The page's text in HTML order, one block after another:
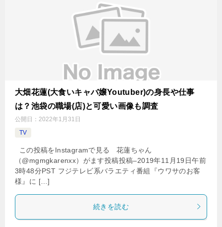
大畑花蓮(大食いキャバ嬢Youtuber)の身長や仕事
は？池袋の職場(店)と可愛い画像も調査
公開日： 2022年1月31日
TV
この投稿をInstagramで見る 花蓮ちゃん
（@mgmgkarenxx）がます投稿投稿–2019年11月19日午前
3時48分PST フジテレビ系バラエティ番組『ウワサのお客
様』に […]
続きを読む